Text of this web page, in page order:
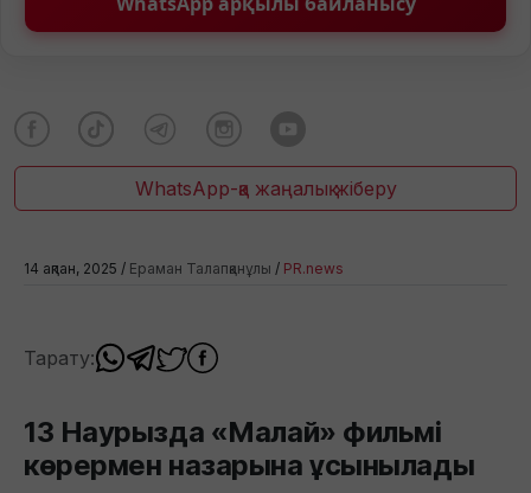
WhatsApp-қа жаңалық жіберу
14 ақпан, 2025 / Ераман Талапқанұлы / PR.news
Тарату:
13 Наурызда «Малай» фильмі
көрермен назарына ұсынылады